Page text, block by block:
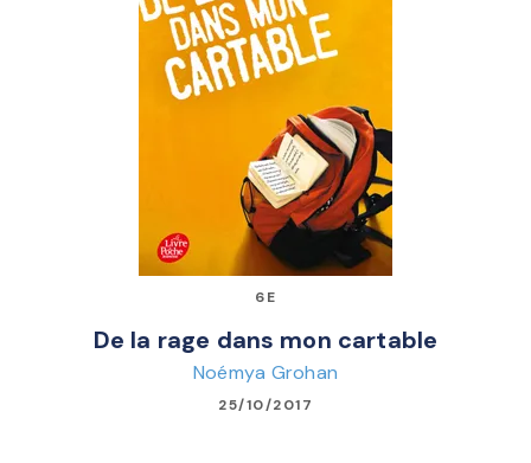
6E
De la rage dans mon cartable
Noémya Grohan
25/10/2017